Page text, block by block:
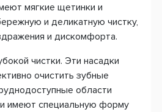
мягкие щетинки и
и деликатную чистку,
и дискомфорта.
чистки. Эти насадки
очистить зубные
области
имеют специальную форму